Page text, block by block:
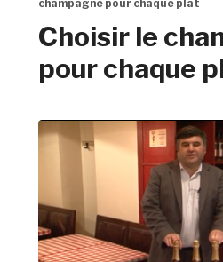
champagne pour chaque plat
Choisir le
pour chaque